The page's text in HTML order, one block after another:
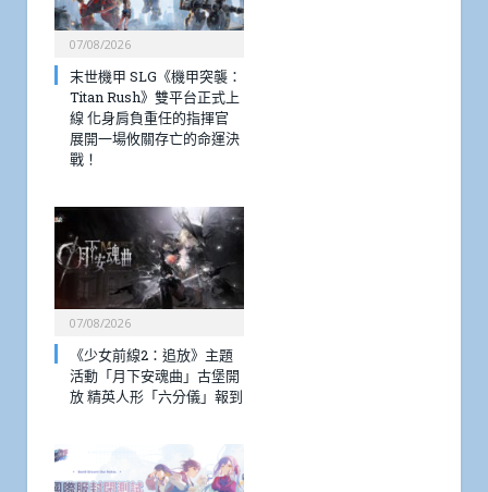
07/08/2026
末世機甲 SLG《機甲突襲：
Titan Rush》雙平台正式上
線 化身肩負重任的指揮官
展開一場攸關存亡的命運決
戰！
07/08/2026
《少女前線2：追放》主題
活動「月下安魂曲」古堡開
放 精英人形「六分儀」報到